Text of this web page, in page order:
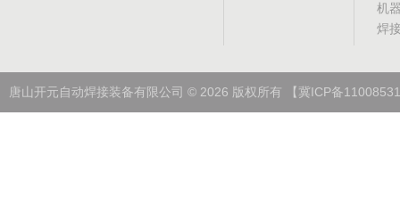
机
焊
唐山开元自动焊接装备有限公司 © 2026 版权所有 【冀ICP备